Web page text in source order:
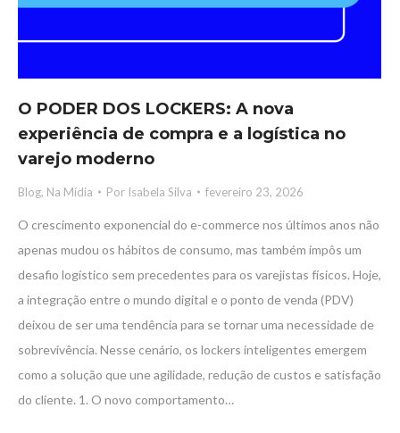
O PODER DOS LOCKERS: A nova
experiência de compra e a logística no
varejo moderno
Blog, Na Mídia Por Isabela Silva fevereiro 23, 2026
O crescimento exponencial do e-commerce nos últimos anos não
apenas mudou os hábitos de consumo, mas também impôs um
desafio logístico sem precedentes para os varejistas físicos. Hoje,
a integração entre o mundo digital e o ponto de venda (PDV)
deixou de ser uma tendência para se tornar uma necessidade de
sobrevivência. Nesse cenário, os lockers inteligentes emergem
como a solução que une agilidade, redução de custos e satisfação
do cliente. 1. O novo comportamento…